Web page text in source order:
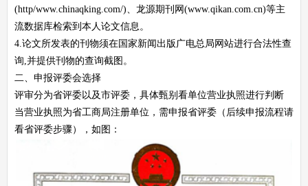
(http/www.chinaqking.com/)、龙源期刊网(www.qikan.com.cn)等主
流数据库检索到本人论文信息。
4.论文所发表的刊物须在国家新闻出版广电总局网站进行合法性查
询,并提供刊物的查询截图。
二、申报评委会选择
评审分为省评委以及市评委，具体甄别看单位营业执照进行判断
当营业执照为省工商局注册单位，需申报省评委（后续申报流程请
看省评委步骤），如图：